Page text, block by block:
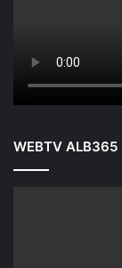
WEBTV ALB365